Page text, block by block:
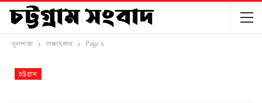
মূলপাতা সাক্ষাৎকার Page ২
চট্টগ্রাম